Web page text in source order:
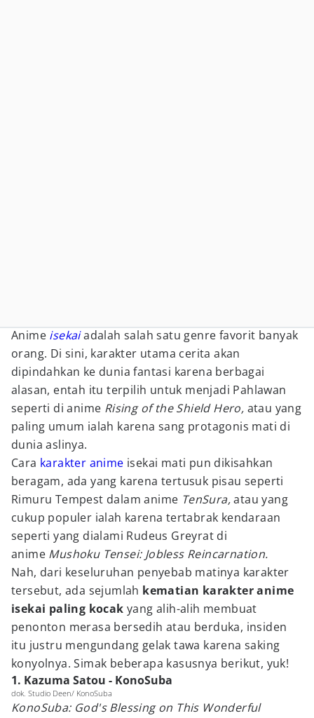
Anime isekaiadalah salah satu genre favorit banyak
orang. Di sini, karakter utama cerita akan
dipindahkan ke dunia fantasi karena berbagai
alasan, entah itu terpilih untuk menjadi Pahlawan
seperti di anime Rising of the Shield Hero, atau yang
paling umum ialah karena sang protagonis mati di
dunia aslinya.
Cara karakter anime isekai mati pun dikisahkan
beragam, ada yang karena tertusuk pisau seperti
Rimuru Tempest dalam anime TenSura,atau yang
cukup populer ialah karena tertabrak kendaraan
seperti yang dialami Rudeus Greyrat di
anime Mushoku Tensei: Jobless Reincarnation.
Nah, dari keseluruhan penyebab matinya karakter
tersebut, ada sejumlah kematian karakter anime
isekai paling kocak yang alih-alih membuat
penonton merasa bersedih atau berduka, insiden
itu justru mengundang gelak tawa karena saking
konyolnya. Simak beberapa kasusnya berikut, yuk!
1. Kazuma Satou - KonoSuba
dok. Studio Deen/ KonoSuba
KonoSuba: God's Blessing on This Wonderful